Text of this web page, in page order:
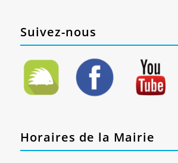
Suivez-nous
Horaires de la Mairie